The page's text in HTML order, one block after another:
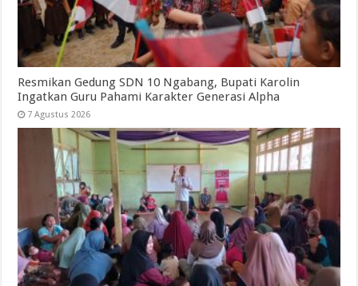
Resmikan Gedung SDN 10 Ngabang, Bupati Karolin
Ingatkan Guru Pahami Karakter Generasi Alpha
7 Agustus 2026